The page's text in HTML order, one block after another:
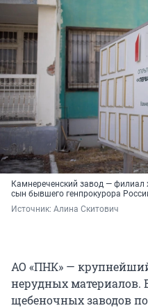
Камнереченский завод —
сын бывшего генпрокурора
Источник: Алина Скитович
АО «ПНК» —
нерудных материалов.
щебеночных заводов